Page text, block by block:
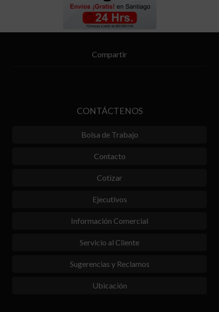
Compartir
CONTÁCTENOS
Bolsa de Trabajo
Contacto
Cotizar
Ejecutivos
Información Comercial
Servicio al Cliente
Sugerencias y Reclamos
Ubicación